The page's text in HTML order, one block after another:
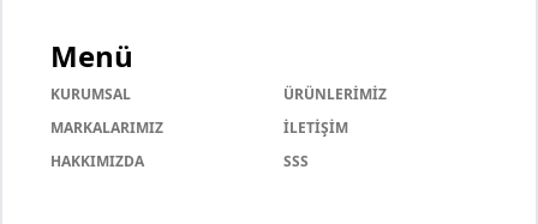
Menü
KURUMSAL
ÜRÜNLERİMİZ
MARKALARIMIZ
İLETİŞİM
HAKKIMIZDA
SSS